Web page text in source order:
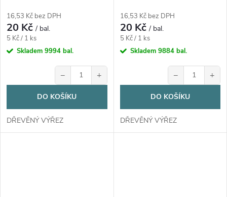
16,53 Kč bez DPH
20 Kč/ bal.
Měrná
cena:
5 Kč / 1 ks
Skladem 9994 bal.
− +
DO KOŠÍKU
DŘEVĚNÝ VÝŘEZ
16,53 Kč bez DPH
20 Kč/ bal.
Měrná
cena:
5 Kč / 1 ks
Skladem 9884 bal.
− +
DO KOŠÍKU
DŘEVĚNÝ VÝŘEZ